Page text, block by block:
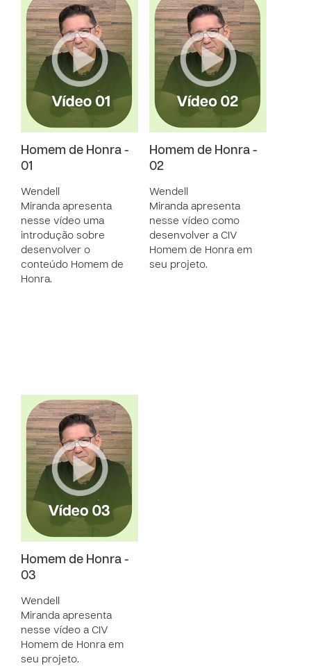
Homem de Honra -
01
Wendell
Miranda apresenta
nesse vídeo uma
introdução sobre
desenvolver o
conteúdo Homem de
Honra.
Homem de Honra -
02
Wendell
Miranda apresenta
nesse vídeo como
desenvolver a CIV
Homem de Honra em
seu projeto.
Homem de Honra -
03
Wendell
Miranda apresenta
nesse vídeo a CIV
Homem de Honra em
seu projeto.